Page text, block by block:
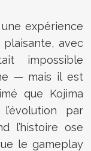
expérience
avec
impossible
— mais il est
que Kojima
par
l’histoire ose
le gameplay